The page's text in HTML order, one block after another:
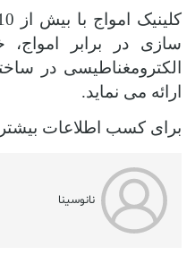
سازی در برابر امواج،
الکترومغناطیسی در
ارائه می نماید.
برای کسب اطلاعات بیشتر
نانوسینا